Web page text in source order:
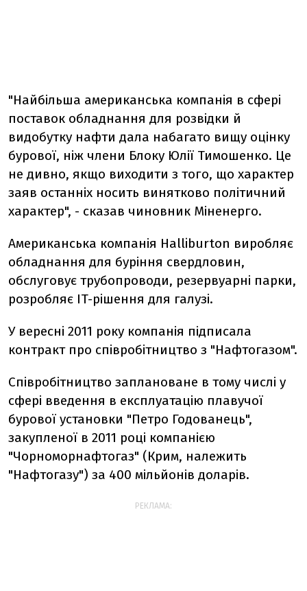
"Найбільша американська компанія в сфері
поставок обладнання для розвідки й
видобутку нафти дала набагато вищу оцінку
бурової, ніж члени Блоку Юлії Тимошенко. Це
не дивно, якщо виходити з того, що характер
заяв останніх носить винятково політичний
характер", - сказав чиновник Міненерго.
Американська компанія Halliburton виробляє
обладнання для буріння свердловин,
обслуговує трубопроводи, резервуарні парки,
розробляє IT-рішення для галузі.
У вересні 2011 року компанія підписала
контракт про співробітництво з "Нафтогазом".
Співробітництво заплановане в тому числі у
сфері введення в експлуатацію плавучої
бурової установки "Петро Годованець",
закупленої в 2011 році компанією
"Чорноморнафтогаз" (Крим, належить
"Нафтогазу") за 400 мільйонів доларів.
РЕКЛАМА: